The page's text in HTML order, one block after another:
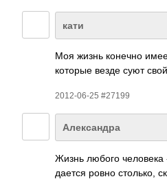
кати
Моя жизнь конечно
которые везде суют
2012-06-25 #27199
Александра
Жизнь любого человека
дается ровно столько,